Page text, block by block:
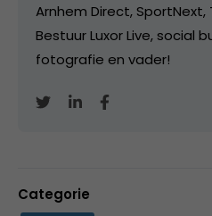
Arnhem Direct, SportNext,
Bestuur Luxor Live, social
fotografie en vader!
Categorie